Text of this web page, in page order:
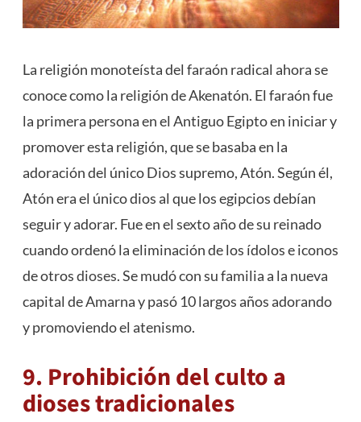
La religión monoteísta del faraón radical ahora se
conoce como la religión de Akenatón. El faraón fue
la primera persona en el Antiguo Egipto en iniciar y
promover esta religión, que se basaba en la
adoración del único Dios supremo, Atón. Según él,
Atón era el único dios al que los egipcios debían
seguir y adorar. Fue en el sexto año de su reinado
cuando ordenó la eliminación de los ídolos e iconos
de otrosdioses. Se mudó con su familia a la nueva
capital de Amarna y pasó 10 largos años adorando
y promoviendo el atenismo.
9. Prohibición del culto a
dioses tradicionales